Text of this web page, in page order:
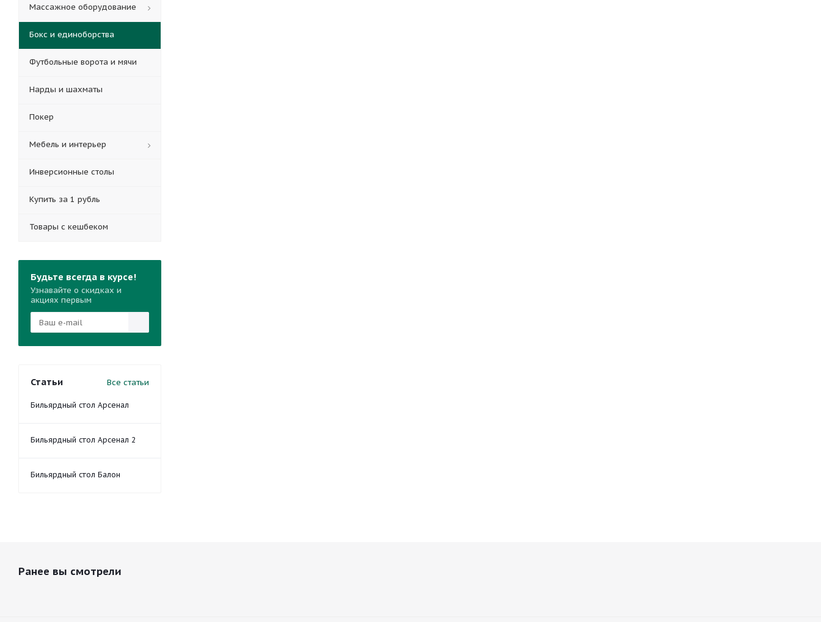
Массажное оборудование
Бокс и единоборства
Футбольные ворота и мячи
Нарды и шахматы
Покер
Мебель и интерьер
Инверсионные столы
Купить за 1 рубль
Товары с кешбеком
Будьте всегда в курсе!
Узнавайте о скидках и
акциях первым
Статьи Все статьи
Бильярдный стол Арсенал
Бильярдный стол Арсенал 2
Бильярдный стол Балон
Ранее вы смотрели